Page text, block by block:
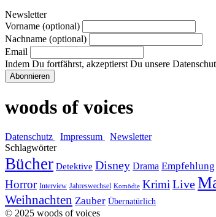
Newsletter
Vorname (optional)
Nachname (optional)
Email
Indem Du fortfährst, akzeptierst Du unsere
woods of voices
Datenschutz Impressum
Newsletter
Schlagwörter
Bücher Detektive Disney Drama Empfehlung
Horror Interview Jahreswechsel Komödie Krimi Live
Weihnachten Zauber Übernatürlich
© 2025 woods of voices